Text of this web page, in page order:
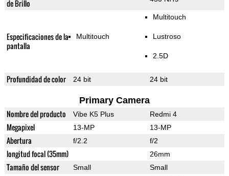
de Brillo
Especificaciones de la
pantalla
Multitouch
Multitouch
Lustroso
2.5D
Profundidad de color 24 bit 24 bit
Primary Camera
Nombre del producto Vibe K5 Plus Redmi 4
Megapixel 13-MP 13-MP
Abertura f/2.2 f/2
longitud focal (35mm) 26mm
Tamaño del sensor Small Small